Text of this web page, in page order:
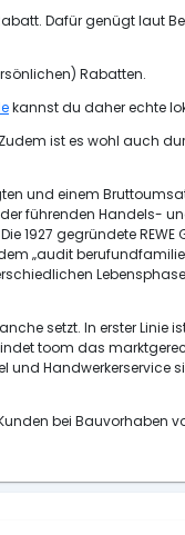
Dafür genügt laut
Rabatten.
kannst du daher echte
ist es wohl auch
und einem
führenden Handels-
1927 gegründete REWE
„audit
setzt. In erster Linie
toom das
und Handwerkerservice
bei Bauvorhaben